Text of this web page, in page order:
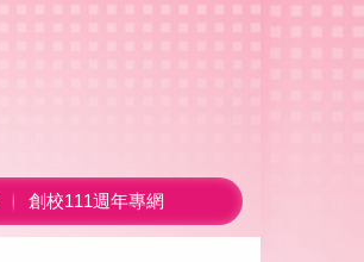
創校111週年專網